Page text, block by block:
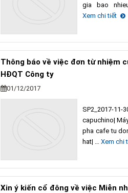
gia bao
Xem chi tiết
Thông báo về việc đơn từ nhiệm
HĐQT Công ty
01/12/2017
SP2_2017-11-
capuchino|
pha cafe tu
hat| … Xem chi
Xin ý kiến cổ đông về việc Miễn